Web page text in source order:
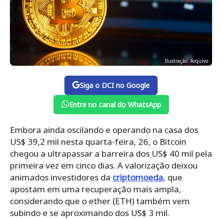
Ilustração: Arquivo
Siga o DCI no Google
Entre no canal do WhatsApp
Embora ainda oscilando e operando na casa dos
US$ 39,2 mil nesta quarta-feira, 26, o Bitcoin
chegou a ultrapassar a barreira dos US$ 40 mil pela
primeira vez em cinco dias. A valorização deixou
animados investidores da criptomoeda, que
apostam em uma recuperação mais ampla,
considerando que o ether (ETH) também vem
subindo e se aproximando dos US$ 3 mil.